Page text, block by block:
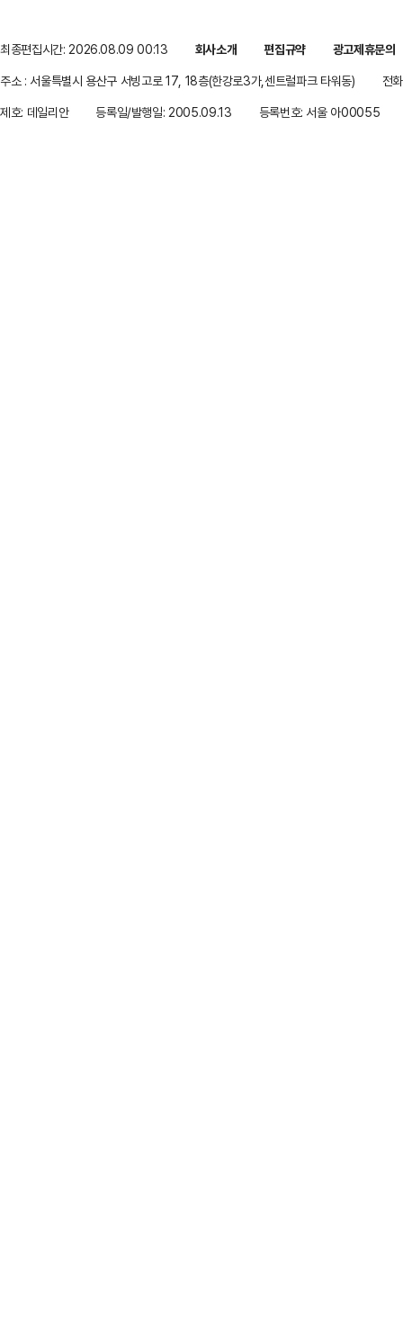
최종편집시간: 2026.08.09 00:13 회사소개 편집규약
광고제휴문의
주소 : 서울특별시 용산구 서빙고로 17, 18층(한강로3가,센트럴파크 타워동)
전
제호: 데일리안
등록일/발행일: 2005.09.13 등록번호: 서울 아00055